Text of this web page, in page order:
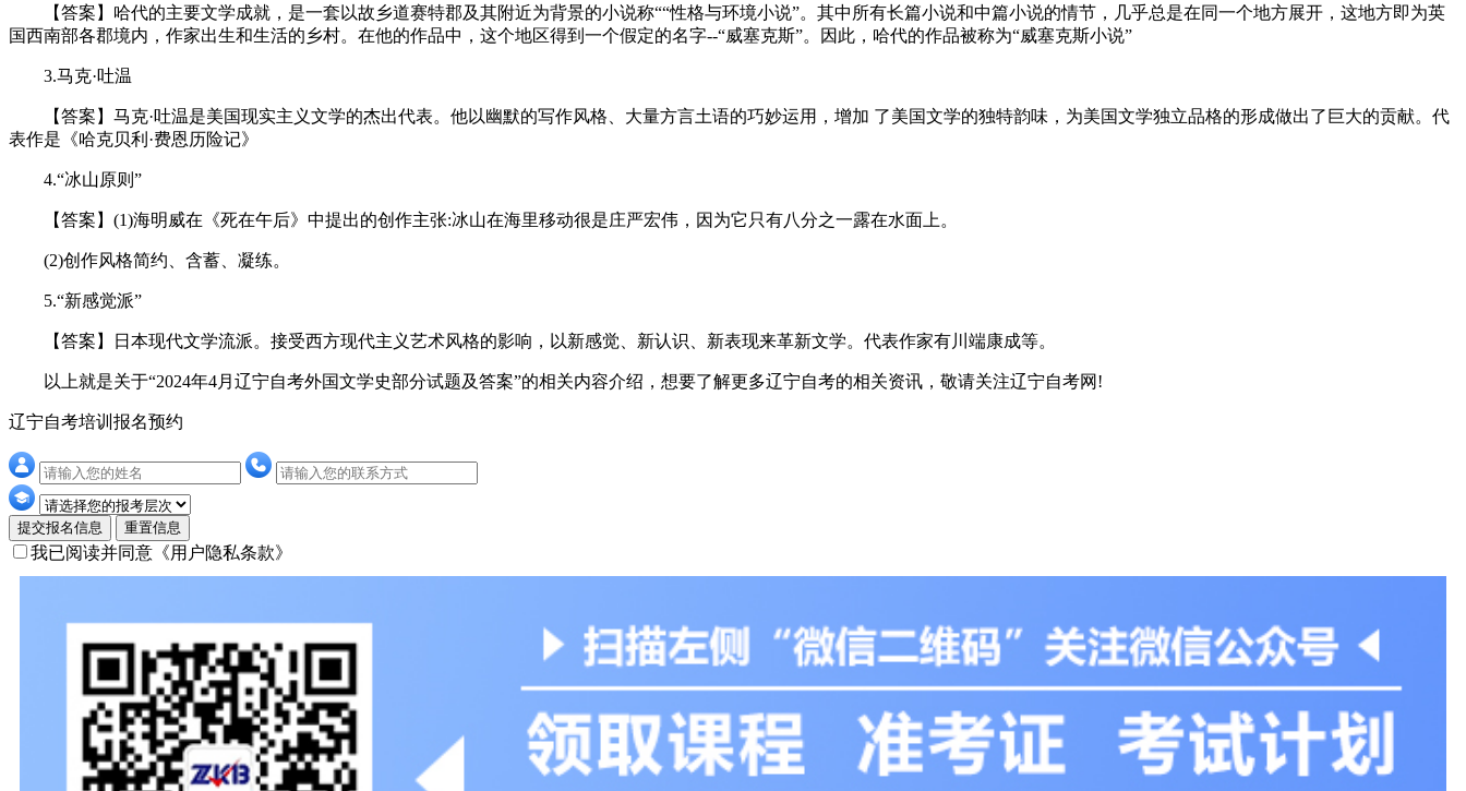
【答案】哈代的主要文学成就，是一套以故乡道赛特郡及其附近为背景的小说称““性格与环境小说”。其中所有长篇小说和中篇小说的情节，几乎总是在同一个地方展开，这地方即为英
国西南部各郡境内，作家出生和生活的乡村。在他的作品中，这个地区得到一个假定的名字--“威塞克斯”。因此，哈代的作品被称为“威塞克斯小说”
3.马克·吐温
【答案】马克·吐温是美国现实主义文学的杰出代表。他以幽默的写作风格、大量方言土语的巧妙运用，增加 了美国文学的独特韵味，为美国文学独立品格的形成做出了巨大的贡献。代
表作是《哈克贝利·费恩历险记》
4.“冰山原则”
【答案】(1)海明威在《死在午后》中提出的创作主张:冰山在海里移动很是庄严宏伟，因为它只有八分之一露在水面上。
(2)创作风格简约、含蓄、凝练。
5.“新感觉派”
【答案】日本现代文学流派。接受西方现代主义艺术风格的影响，以新感觉、新认识、新表现来革新文学。代表作家有川端康成等。
以上就是关于“2024年4月辽宁自考外国文学史部分试题及答案”的相关内容介绍，想要了解更多辽宁自考的相关资讯，敬请关注辽宁自考网!
辽宁自考培训报名预约
提交报名信息 重置信息
我已阅读并同意 《用户隐私条款》